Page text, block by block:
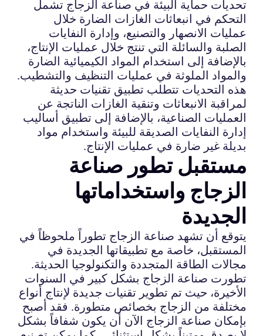
تحديات حماية البيئة في صناعة الزجاج تشمل
التحكم في انبعاثات الغازات الضارة خلال
عمليات الانصهار والتصنيع، وإدارة النفايات
الصلبة والسائلة التي تنتج خلال عمليات الإنتاج،
بالإضافة إلى استخدام المواد الكيميائية الضارة
والمواد الملوثة في عمليات التنظيف والتشطيب.
هذه التحديات تتطلب تطبيق تقنيات حديثة
لمراقبة الانبعاثات وتنقية الغازات الناتجة عن
العمليات الصناعية، بالإضافة إلى تطبيق أساليب
إدارة النفايات الصديقة للبيئة واستخدام مواد
بديلة غير ضارة في عمليات الإنتاج.
مستقبل تطور صناعة
الزجاج واستخداماتها
الجديدة
يتوقع أن تشهد صناعة الزجاج تطوراً ملحوظاً في
المستقبل، خاصة مع تطبيقاتها الجديدة في
مجالات الطاقة المتجددة والتكنولوجيا الحديثة.
تطورت صناعة الزجاج بشكل كبير في السنوات
الأخيرة، حيث تم تطوير تقنيات جديدة لإنتاج أنواع
مختلفة من الزجاج بخصائص متطورة. فقد أصبح
بإمكان صناعة الزجاج الآن أن يكون شفافاً بشكل